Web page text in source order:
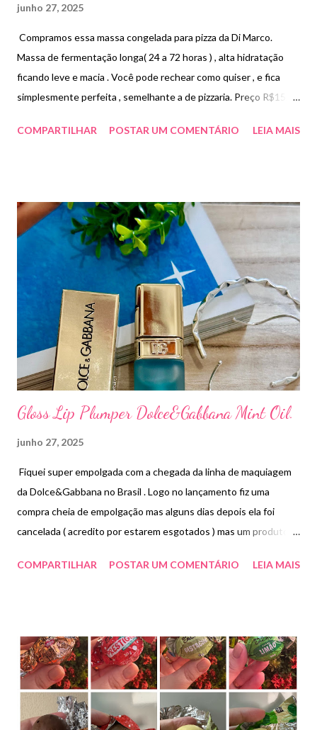
junho 27, 2025
Compramos essa massa congelada para pizza da Di Marco.
Massa de fermentação longa( 24 a 72 horas ) , alta hidratação
ficando leve e macia . Você pode rechear como quiser , e fica
simplesmente perfeita , semelhante a de pizzaria. Preço R$15,90
COMPARTILHAR
POSTAR UM COMENTÁRIO LEIA MAIS
Gloss Lip Plumper Dolce&Gabbana Mint Oil.
junho 27, 2025
Fiquei super empolgada com a chegada da linha de maquiagem
da Dolce&Gabbana no Brasil . Logo no lançamento fiz uma
compra cheia de empolgação mas alguns dias depois ela foi
cancelada ( acredito por estarem esgotados ) mas um produto
aos lábios além de oferecer uma hidratação duradoura. Apesar
pegajoso . Estou usando muito e adorando . Preço R$269,00.
COMPARTILHAR POSTAR UM COMENTÁRIO LEIA MAIS